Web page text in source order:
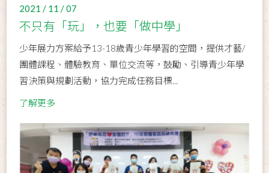
2021 / 11 / 07
不只有「玩」，也要「做中學」
少年展力方案給予13-18歲青少年學習的空間，提供才藝/
團體課程、體驗教育、單位交流等，鼓勵、引導青少年學
習決策與規劃活動，協力完成任務目標...
了解更多